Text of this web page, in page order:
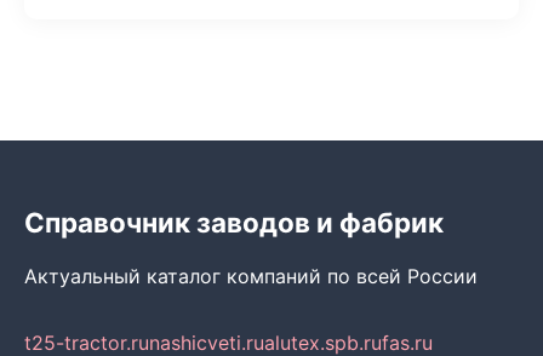
Справочник заводов и фабрик
Актуальный каталог компаний по всей России
t25-tractor.runashicveti.rualutex.spb.rufas.ru